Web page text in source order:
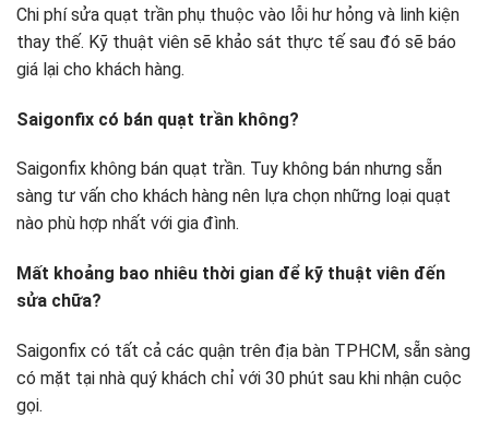
Chi phí sửa quạt trần phụ thuộc vào lỗi hư hỏng và linh kiện
thay thế. Kỹ thuật viên sẽ khảo sát thực tế sau đó sẽ báo
giá lại cho khách hàng.
Saigonfix có bán quạt trần không?
Saigonfix không bán quạt trần. Tuy không bán nhưng sẵn
sàng tư vấn cho khách hàng nên lựa chọn những loại quạt
nào phù hợp nhất với gia đình.
Mất khoảng bao nhiêu thời gian để kỹ thuật viên đến
sửa chữa?
Saigonfix có tất cả các quận trên địa bàn TPHCM, sẵn sàng
có mặt tại nhà quý khách chỉ với 30 phút sau khi nhận cuộc
gọi.